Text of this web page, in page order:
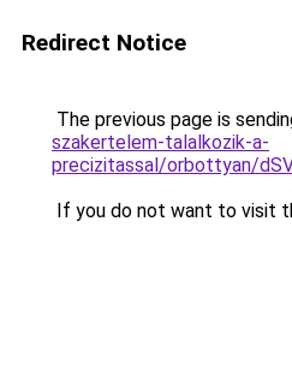
Redirect Notice
The previous page is
szakertelem-talalkozik-a-
precizitassal/orbottyan/
If you do not want to visit